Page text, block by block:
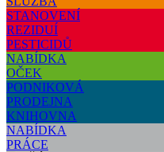
STANOVENÍ
REZIDUÍ
PESTICIDŮ
NABÍDKA
OČEK
PODNIKOVÁ
PRODEJNA
KNIHOVNA
NABÍDKA
PRÁCE